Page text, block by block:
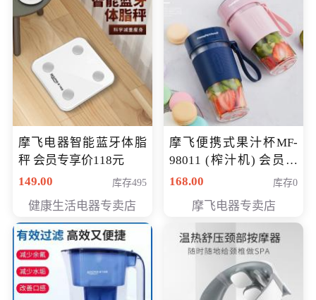
摩飞电器智能蓝牙体脂
秤 会员专享价118元
149.00
库存495
健康生活电器专卖店
摩飞便携式果汁杯MF-
98011 (榨汁机) 会员专
享价138元
168.00 库存0
摩飞电器专卖店